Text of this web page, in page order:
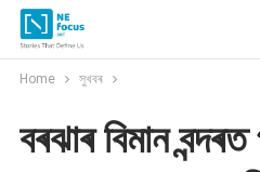
Home সুখবৰ
বৰঝাৰ বিমান